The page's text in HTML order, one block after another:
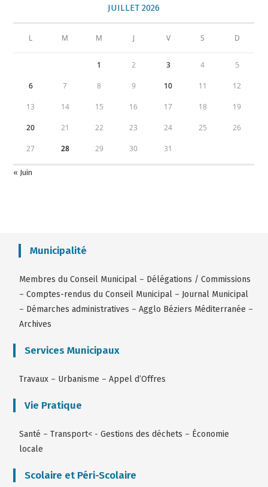
JUILLET 2026
L M M J V S D
1 2 3 4 5
6 7 8 9 10 11 12
13 14 15 16 17 18 19
20 21 22 23 24 25 26
27 28 29 30 31
« Juin
Municipalité
Membres du Conseil Municipal – Délégations / Commissions
–Comptes-rendus du Conseil Municipal – Journal Municipal
– Démarches administratives –Agglo Béziers Méditerranée –
Archives
Services Municipaux
Travaux – Urbanisme –Appel d’Offres
Vie Pratique
Santé –Transport< -Gestions des déchets – Économie
locale
Scolaire et Péri-Scolaire